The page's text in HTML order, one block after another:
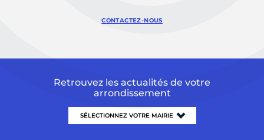
CONTACTEZ-NOUS
Retrouvez les actualités de votre
arrondissement